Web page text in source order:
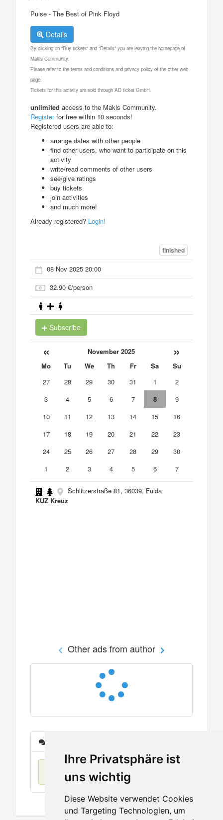
Ihre Privatsphäre ist
uns wichtig
Diese Website verwendet Cookies
und Targeting Technologien, um
Pulse - The Best of Pink Floyd
Details
By clicking on "Buy tickets" and "Details" you are leaving the homepage of
Makis Community.
Please refer to the terms and conditions and privacy policy of the other web
page.
Tickets for this activity are sold through AD ticket GmbH.
unlimited access to the Makis Community.
Registerfor free within 10 seconds!
Registered users are able to:
arrange dates with other people
find other users, who want to participate on this
activity
write/read comments of other users
see/give ratings
buy tickets
join activities
and much more!
Already registered? Login!
finished
08 Nov 2025 20:00
32.90 €/person
Subscribe
« November 2025 »
Mo Tu We Th Fr Sa
Su
27
28 29 30 31 1
2
3
4 5 6 7 8
9
10
11 12 13 14 15
16
17
18 19 20 21 22
23
24
25 26 27 28 29
30
1
2 3 4 5 6 7
Schlitzerstraße 81, 36039, Fulda
KUZ Kreuz
Other ads from author
No items found